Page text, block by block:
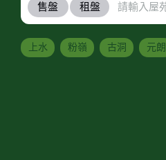
售盤 租盤
上水 粉嶺 古洞 元朗